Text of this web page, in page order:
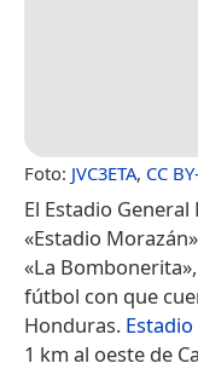
Foto: JVC3ETA, CC
El Estadio
«Estadio
«La
fútbol con que
Honduras.
1 km al oeste de